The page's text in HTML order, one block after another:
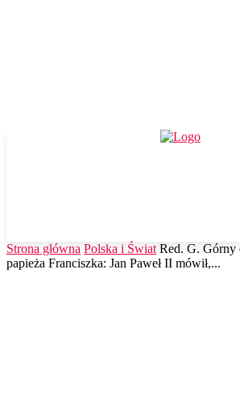
Strona główna Polska i Świat Red. G. Górny
papieża Franciszka: Jan Paweł II mówił,...